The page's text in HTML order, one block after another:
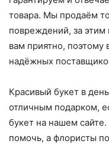
товара. Мы продаём
повреждений, за
вам приятно,
надёжных
Красивый букет в
отличным подарком,
букет на нашем
помочь, а флористы